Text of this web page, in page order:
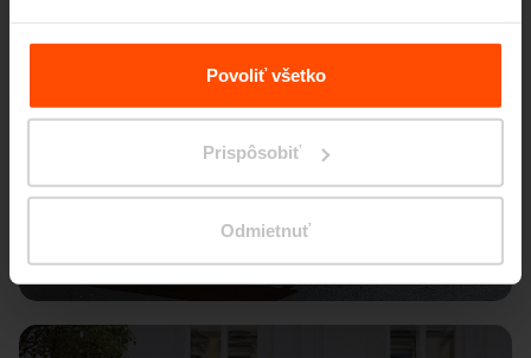
Viac informácií nájdete na stránkeZásady zpracování
Povoliť všetko
Prispôsobiť
Odmietnuť